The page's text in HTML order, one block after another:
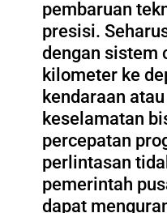
pembaruan
presisi.
dengan sistem
kilometer ke
kendaraan
keselamatan
percepatan
perlintasan
pemerintah
dapat